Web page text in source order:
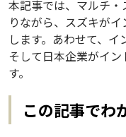
本記事では、マルチ
りながら、スズキが
します。あわせて、イ
そして日本企業がイ
す。
この記事でわ